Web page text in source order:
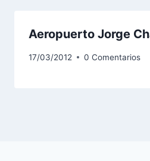
Aeropuerto Jorge
17/03/2012 0 Comentarios